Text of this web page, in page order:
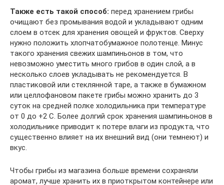
Также есть такой способ: перед хранением грибы
очищают без промывания водой и укладывают одним
слоем в отсек для хранения овощей и фруктов. Сверху
нужно положить хлопчатобумажное полотенце. Минус
такого хранения свежих шампиньонов в том, что
невозможно уместить много грибов в один слой, а в
несколько слоев укладывать не рекомендуется. В
пластиковой или стеклянной таре, а также в бумажном
или целлофановом пакете грибы можно хранить до 3
суток на средней полке холодильника при температуре
от 0 до +2 C. Более долгий срок хранения шампиньонов в
холодильнике приводит к потере влаги из продукта, что
существенно влияет на их внешний вид (они темнеют) и
вкус.
Чтобы грибы из магазина больше времени сохраняли
аромат, лучше хранить их в приоткрытом контейнере или